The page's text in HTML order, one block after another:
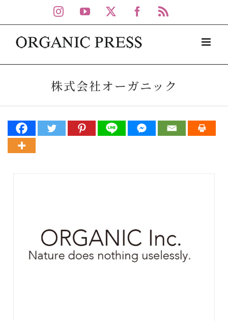
to
content
Instagram
YouTube Facebook
株式会社オーガニック